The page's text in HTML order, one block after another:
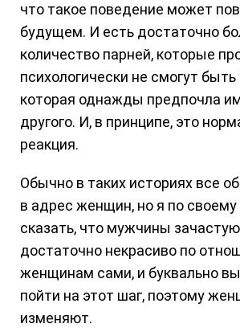
что такое поведение может
будущем. И есть достаточно
количество парней, которые
психологически не смогут
которая однажды предпочла
другого. И, в принципе, это
реакция.
Обычно в таких историях все
в адрес женщин, но я по своему
сказать, что мужчины
достаточно некрасиво по
женщинам сами, и буквально
пойти на этот шаг, поэтому
изменяют.